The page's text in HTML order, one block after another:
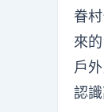
眷
來
戶
認